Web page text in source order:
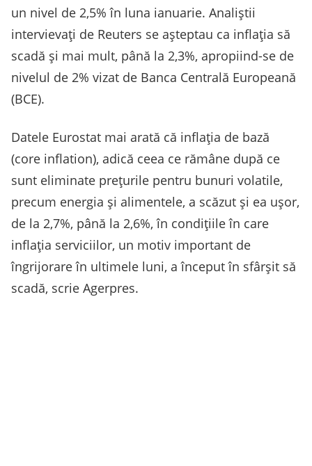
un nivel de 2,5% în luna ianuarie. Analiştii
intervievaţi de Reuters se aşteptau ca inflaţia să
scadă şi mai mult, până la 2,3%, apropiind-se de
nivelul de 2% vizat de Banca Centrală Europeană
(BCE).
Datele Eurostat mai arată că inflaţia de bază
(core inflation), adică ceea ce rămâne după ce
sunt eliminate preţurile pentru bunuri volatile,
precum energia şi alimentele, a scăzut şi ea uşor,
de la 2,7%, până la 2,6%, în condiţiile în care
inflaţia serviciilor, un motiv important de
îngrijorare în ultimele luni, a început în sfârşit să
scadă, scrie Agerpres.